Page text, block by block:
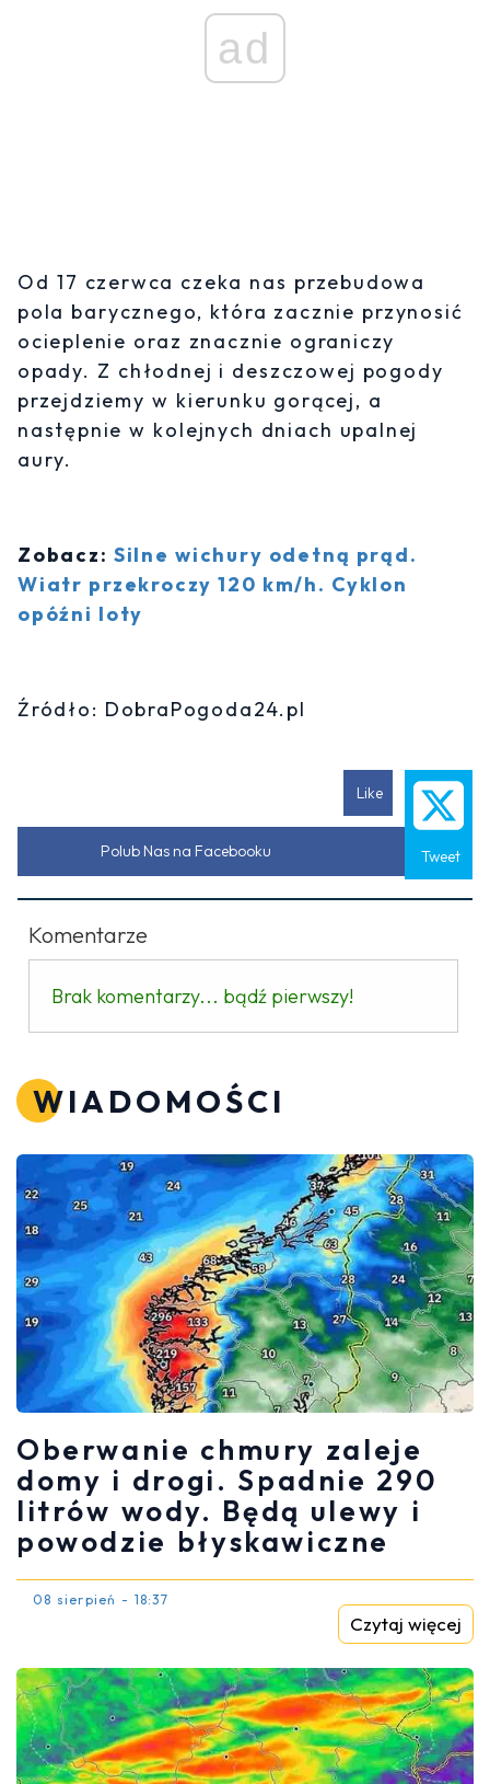
ad
Od 17 czerwca czeka nas przebudowa
pola barycznego, która zacznie przynosić
ocieplenie oraz znacznie ograniczy
opady. Z chłodnej i deszczowej pogody
przejdziemy w kierunku gorącej, a
następnie w kolejnych dniach upalnej
aury.
Zobacz: Silne wichury odetną prąd.
Wiatr przekroczy 120 km/h. Cyklon
opóźni loty
Źródło: DobraPogoda24.pl
Like
Tweet
Polub Nas na Facebooku
Komentarze
Brak komentarzy... bądź pierwszy!
WIADOMOŚCI
Oberwanie chmury zaleje
domy i drogi. Spadnie 290
litrów wody. Będą ulewy i
powodzie błyskawiczne
08 sierpień - 18:37
Czytaj więcej